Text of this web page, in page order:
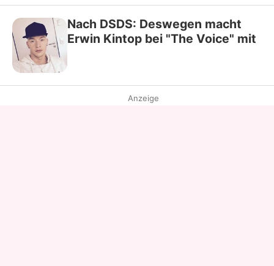
Nach DSDS: Deswegen macht
Erwin Kintop bei "The Voice" mit
Anzeige